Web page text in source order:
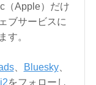
（Apple）だけ
ブサービスに
す。
、 Bluesky、
をフォローし